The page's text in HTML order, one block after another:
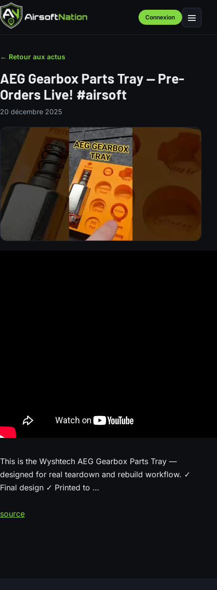
Connexion Menu
← Retour aux actus
AEG Gearbox Parts Tray — Pre-
Orders Live! #airsoft
20 décembre 2025
This is the Wyshtech AEG Gearbox Parts Tray —
designed for real teardown and rebuild workflow. ✓
Final design ✓ Printed to …
source